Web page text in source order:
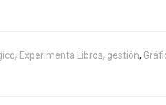
, Experimenta Libros, gestión,